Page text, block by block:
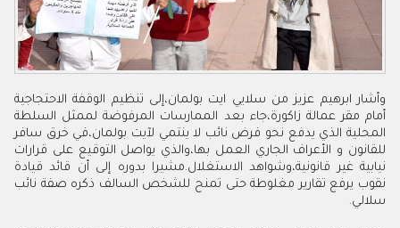
وأشار ابرهيم عزيز من سلايي ايت بولمان،إلى تنظيم الوقفة الاحتجاجية
أمام مقر عمالة زاكورة،جاء بعد الممارسات المرفوضة لممثل السلطة
المحلية الذي يدفع نحو فرض نائب لا ينتمي لآيت بولمان،في خرق سافر
للقانون و الأعراف الجاري العمل بها،والذي يواصل التوقيع على قرارات
نيابية غير قانونية،وشواهد الاستغلال.مشيرا بدوره إلى أن قائد قيادة
نقوب يرفع تقارير مغلوطة حتى تمنح للشخص السالف ذكره صفة نائب
سلالي.